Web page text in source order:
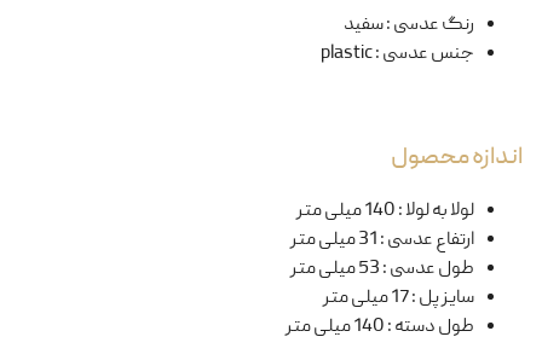
رنگ عدسی:سفید
جنس عدسی:
plastic
اندازه محصول
لولا به لولا:140 میلی متر
ارتفاع عدسی:31 میلی متر
طول عدسی:53 میلی متر
سایز پل:17 میلی متر
طول دسته:140 میلی متر